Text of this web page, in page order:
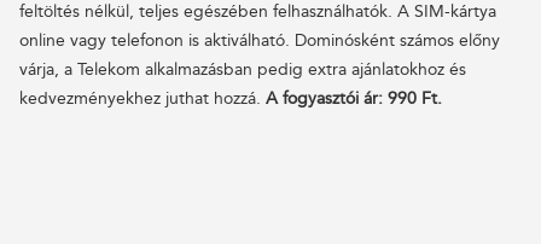
feltöltés nélkül, teljes egészében felhasználhatók. A SIM-kártya
online vagy telefonon is aktiválható. Dominósként számos előny
várja, a Telekom alkalmazásban pedig extra ajánlatokhoz és
kedvezményekhez juthat hozzá. A fogyasztói ár: 990 Ft.